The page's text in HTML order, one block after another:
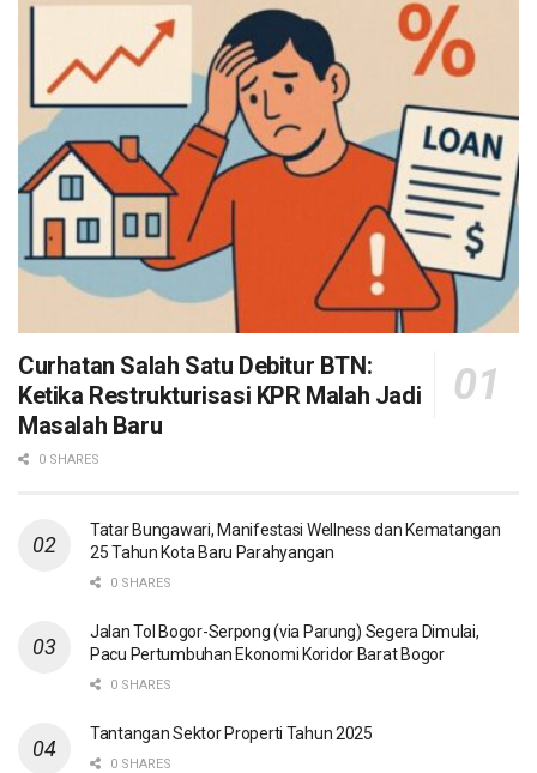
Curhatan Salah Satu Debitur BTN:
Ketika Restrukturisasi KPR Malah Jadi
Masalah Baru
0 SHARES
Tatar Bungawari, Manifestasi Wellness dan Kematangan
25 Tahun Kota Baru Parahyangan
0 SHARES
Jalan Tol Bogor-Serpong (via Parung) Segera Dimulai,
Pacu Pertumbuhan Ekonomi Koridor Barat Bogor
0 SHARES
Tantangan Sektor Properti Tahun 2025
0 SHARES